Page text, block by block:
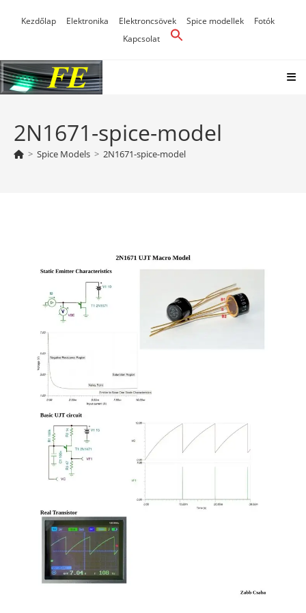
Kezdőlap Elektronika Elektroncsövek Spice modellek
Fotók
Kapcsolat
2N1671-spice-model
> Spice Models > 2N1671-spice-model